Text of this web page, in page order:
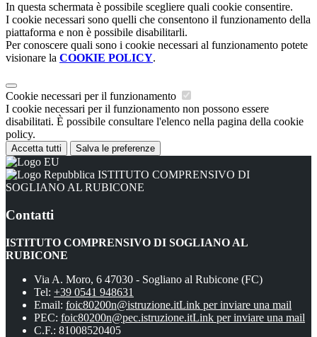
In questa schermata è possibile scegliere quali cookie consentire.
I cookie necessari sono quelli che consentono il funzionamento della
piattaforma e non è possibile disabilitarli.
Per conoscere quali sono i cookie necessari al funzionamento potete
visionare la COOKIE POLICY.
Cookie necessari per il funzionamento
I cookie necessari per il funzionamento non possono essere
disabilitati. È possibile consultare l'elenco nella pagina della cookie
policy.
Accetta tutti Salva le preferenze
ISTITUTO COMPRENSIVO DI
SOGLIANO AL RUBICONE
Contatti
ISTITUTO COMPRENSIVO DI SOGLIANO AL
RUBICONE
Via A. Moro, 6 47030 - Sogliano al Rubicone (FC)
Tel: +39 0541 948631
Email: foic80200n@istruzione.itLink per inviare una mail
PEC: foic80200n@pec.istruzione.itLink per inviare una mail
C.F.: 81008520405